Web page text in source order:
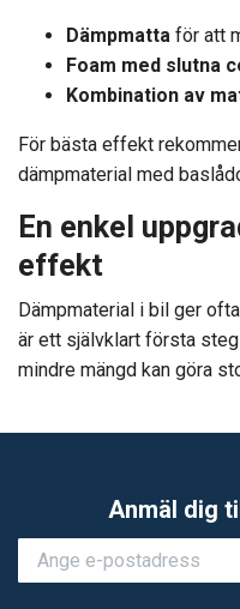
Dämpmatta för att
Foam med slutna
Kombination av
För bästa effekt
dämpmaterial med
En enkel
effekt
Dämpmaterial i bil ger
är ett självklart första
mindre mängd kan göra
Anmäl dig